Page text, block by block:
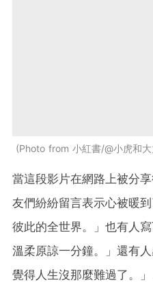
Photo from 小紅書/@小虎和大
當這段影片在網路上被分
友們紛紛留言表示心被暖
彼此的全世界。」也有人
溫柔原諒一分鐘。」還有
覺得人生沒那麼難過了。